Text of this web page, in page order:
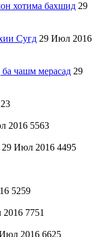
хотима бахшид 29
Суғд 29 Июл 2016
ба чашм мерасад 29
2016 5563
29 Июл 2016 4495
5259
7751
2016 6625